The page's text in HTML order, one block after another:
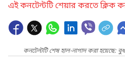
এই কনটেন্টটি শেয়ার করতে ক্লিক
কনটেন্টটি শেষ হাল-নাগাদ করা হয়েছে: